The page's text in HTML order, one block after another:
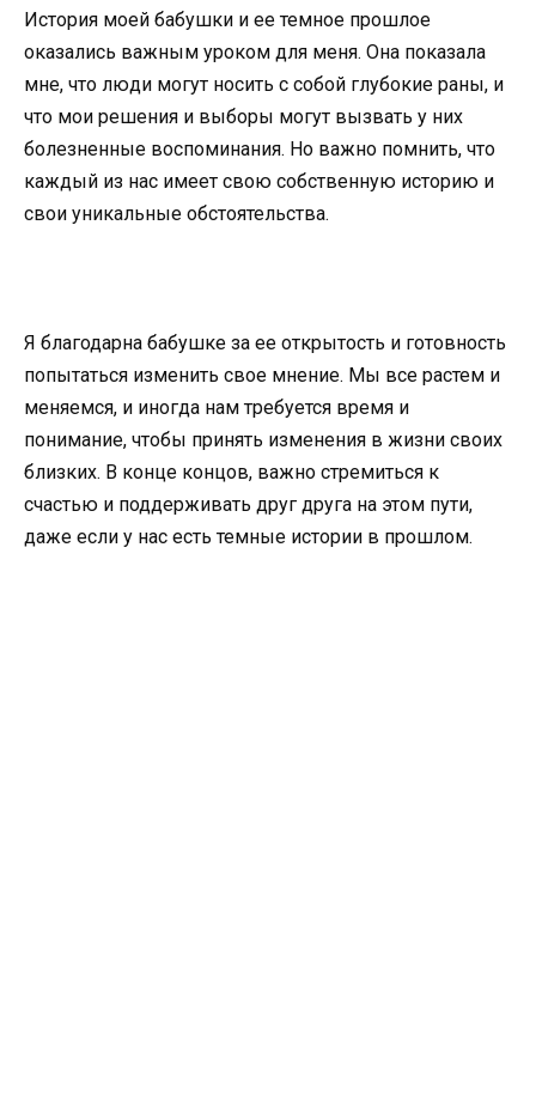
История моей бабушки и ее темное прошлое
оказались важным уроком для меня. Она показала
мне, что люди могут носить с собой глубокие раны, и
что мои решения и выборы могут вызвать у них
болезненные воспоминания. Но важно помнить, что
каждый из нас имеет свою собственную историю и
свои уникальные обстоятельства.
Я благодарна бабушке за ее открытость и готовность
попытаться изменить свое мнение. Мы все растем и
меняемся, и иногда нам требуется время и
понимание, чтобы принять изменения в жизни своих
близких. В конце концов, важно стремиться к
счастью и поддерживать друг друга на этом пути,
даже если у нас есть темные истории в прошлом.